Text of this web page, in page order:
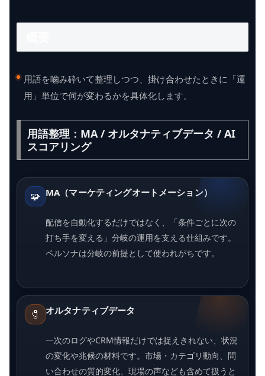
用語を噛み砕いて整理しつつ、掛け合わせたときに「運
用」単位で何が変わるかを具体化します。
用語整理：MA / オルタナティブデータ / AI
スコアリング
🧩 MA（マーケティングオートメーション）
配信を自動化するだけではなく、「条件ごとに次の
打ち手を変える」分岐の運用を支える仕組みです。
ペルソナは分岐の前提として使われがちです。
🧷 オルタナティブデータ
一次のログやCRM情報だけでは捉えきれない、状況
の変化や兆候の材料です。市場・カテゴリ動向、問
い合わせの質的変化、現場の声なども含めて扱うと